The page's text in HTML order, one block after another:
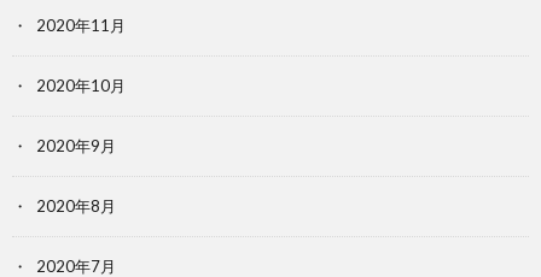
2020年11月
2020年10月
2020年9月
2020年8月
2020年7月